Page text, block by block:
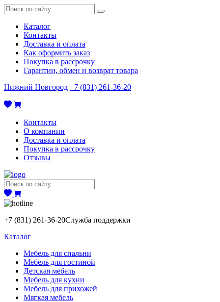
Каталог
Контакты
Доставка и оплата
Как оформить заказ
Покупка в рассрочку
Гарантии, обмен и возврат товара
Нижний Новгород +7 (831) 261-36-20
Контакты
О компании
Доставка и оплата
Покупка в рассрочку
Отзывы
+7 (831) 261-36-20Служба поддержки
Каталог
Мебель для спальни
Мебель для гостиной
Детская мебель
Мебель для кухни
Мебель для прихожей
Мягкая мебель